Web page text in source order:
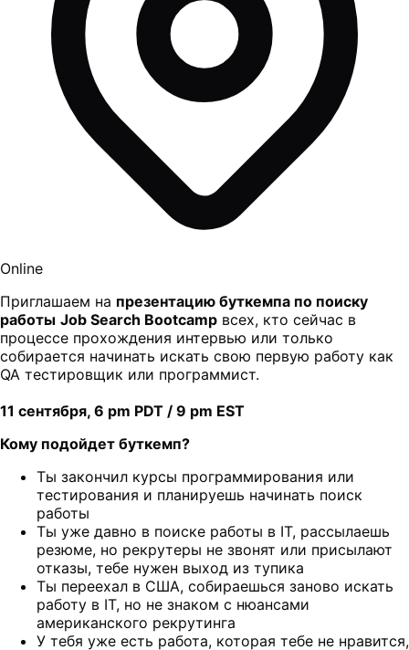
Online
Приглашаем на презентацию буткемпа по поиску
работы Job Search Bootcamp всех, кто сейчас в
процессе прохождения интервью или только
собирается начинать искать свою первую работу как
QA тестировщик или программист.
11 сентября, 6 pm PDT / 9 pm EST
Кому подойдет буткемп?
Ты закончил курсы программирования или
тестирования и планируешь начинать поиск
работы
Ты уже давно в поиске работы в IT, рассылаешь
резюме, но рекрутеры не звонят или присылают
отказы, тебе нужен выход из тупика
Ты переехал в США, собираешься заново искать
работу в IT, но не знаком с нюансами
американского рекрутинга
У тебя уже есть работа, которая тебе не нравится,